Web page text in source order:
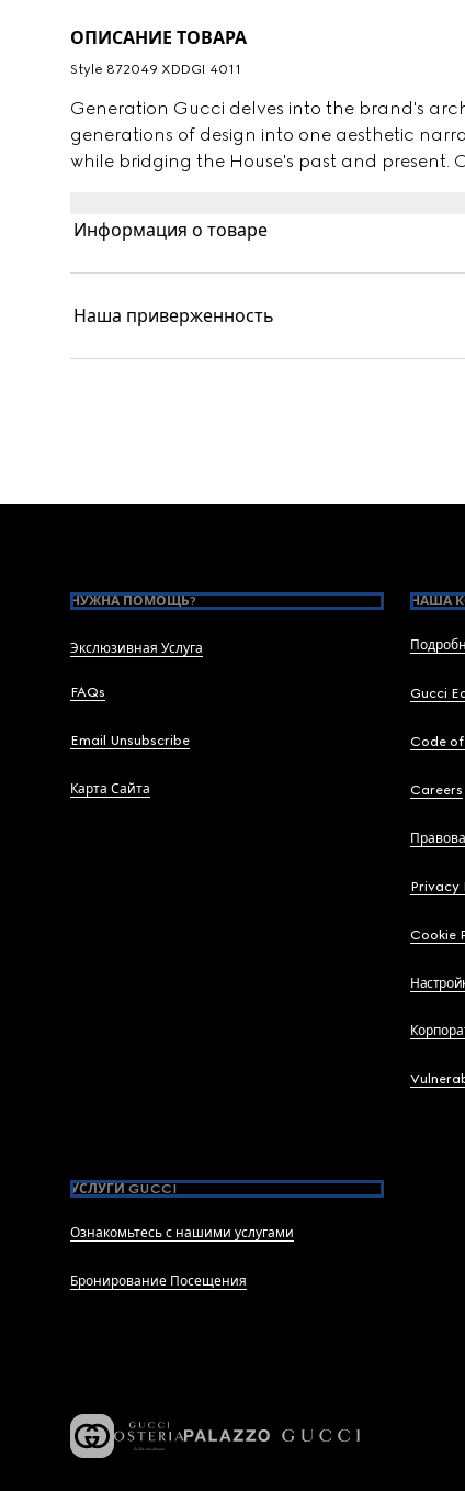
ОПИСАНИЕ ТОВАРА
Style ‎872049 XDDGI 4011
Generation Gucci delves into the brand's
generations of design into one aesthetic
while bridging the House's past and present.
Информация о товаре
Наша приверженность
НУЖНА ПОМОЩЬ?
Экслюзивная Услуга
FAQs
Email Unsubscribe
Карта Сайта
НАША
Gucci
Code of
Careers
Privacy
Cookie
УСЛУГИ GUCCI
Ознакомьтесь с нашими услугами
Бронирование Посещения